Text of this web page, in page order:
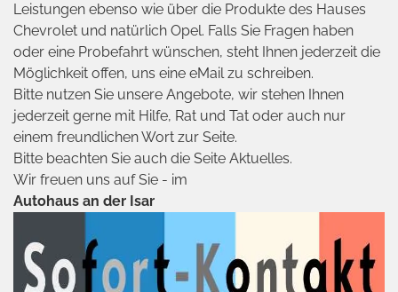
Leistungen ebenso wie über die Produkte des Hauses
Chevrolet und natürlich Opel. Falls Sie Fragen haben
oder eine Probefahrt wünschen, steht Ihnen jederzeit die
Möglichkeit offen, uns eine eMail zu schreiben.
Bitte nutzen Sie unsere Angebote, wir stehen Ihnen
jederzeit gerne mit Hilfe, Rat und Tat oder auch nur
einem freundlichen Wort zur Seite.
Bitte beachten Sie auch die Seite Aktuelles.
Wir freuen uns auf Sie - im
Autohaus an der Isar